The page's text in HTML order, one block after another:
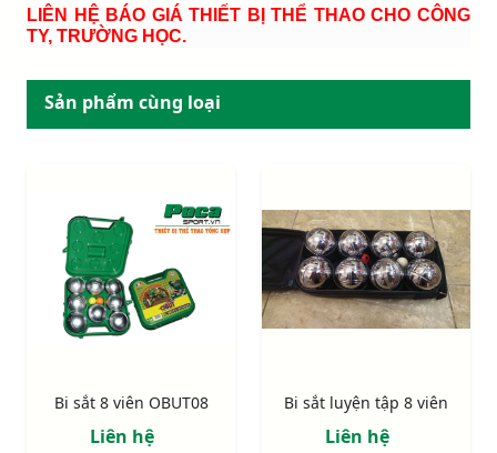
LIÊN HỆ BÁO GIÁ THIẾT BỊ THỂ THAO CHO CÔNG
TY, TRƯỜNG HỌC.
Sản phẩm cùng loại
Bi sắt 8 viên OBUT08
Liên hệ
Bi sắt luyện tập 8 viên
Liên hệ